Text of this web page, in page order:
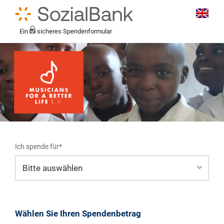
Ein sicheres Spendenformular
Ich spende für*
Musikstipendium für "Matundas" aus Tansania
Wählen Sie Ihren Spendenbetrag